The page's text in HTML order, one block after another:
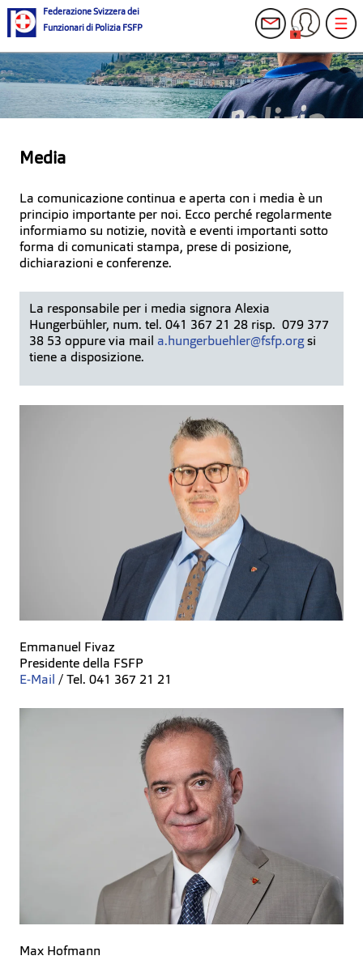
Federazione Svizzera dei
Funzionari di Polizia FSFP
Media
La comunicazione continua e aperta con i media è un
principio importante per noi. Ecco perché regolarmente
informiamo su notizie, novità e eventi importanti sotto
forma di comunicati stampa, prese di posizione,
dichiarazioni e conferenze.
La responsabile per i media signora Alexia
Hungerbühler, num. tel. 041 367 21 28 risp. 079 377
38 53 oppure via mail a.hungerbuehler@fsfp.orgsi
tiene a disposizione.
Emmanuel Fivaz
Presidente della FSFP
E-Mail / Tel. 041 367 21 21
Max Hofmann